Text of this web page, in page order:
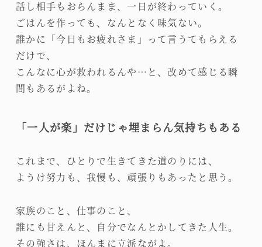
話し相手もおらんまま、一日が終わっていく。
ごはんを作っても、なんとなく味気ない。
誰かに「今日もお疲れさま」って言うてもらえる
だけで、
こんなに心が救われるんや…と、改めて感じる瞬
間もあるがよね。
「一人が楽」だけじゃ埋まらん気持ちもある
これまで、ひとりで生きてきた道のりには、
ようけ努力も、我慢も、頑張りもあったと思う。
家族のこと、仕事のこと、
誰にも甘えんと、自分でなんとかしてきた人生。
その強さは、ほんまに立派ながよ。